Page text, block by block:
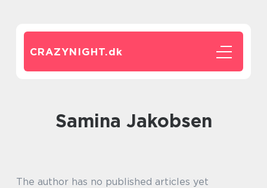
CRAZYNIGHT.dk
Samina Jakobsen
The author has no published articles yet